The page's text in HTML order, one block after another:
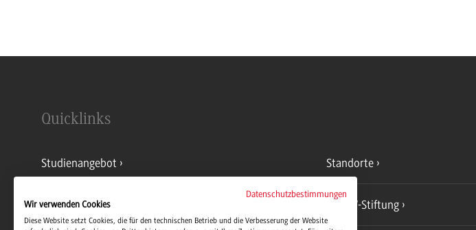
Quicklinks
Studienangebot Standorte
Kontakt DHBW-Stiftung
Datenschutzbestimmungen
Wir verwenden Cookies
Diese Website setzt Cookies, die für den technischen Betrieb und die Verbesserung der Website